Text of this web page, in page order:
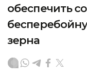
обеспечить
зерна